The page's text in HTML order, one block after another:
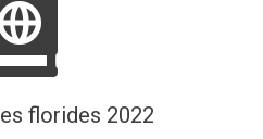
florides 2022